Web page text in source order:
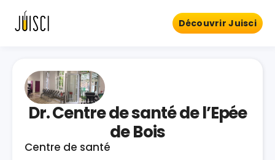
Découvrir Juisci
Dr. Centre de santé de l’Epée
de Bois
Centre de santé